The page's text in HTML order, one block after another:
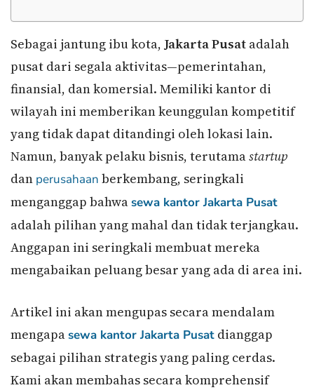
Sebagai jantung ibu kota, Jakarta Pusat adalah
pusat dari segala aktivitas—pemerintahan,
finansial, dan komersial. Memiliki kantor di
wilayah ini memberikan keunggulan kompetitif
yang tidak dapat ditandingi oleh lokasi lain.
Namun, banyak pelaku bisnis, terutamastartup
dan perusahaan berkembang, seringkali
menganggap bahwasewa kantor Jakarta Pusat
adalah pilihan yang mahal dan tidak terjangkau.
Anggapan ini seringkali membuat mereka
mengabaikan peluang besar yang ada di area ini.
Artikel ini akan mengupas secara mendalam
mengapasewa kantor Jakarta Pusat dianggap
sebagai pilihan strategis yang paling cerdas.
Kami akan membahas secara komprehensif